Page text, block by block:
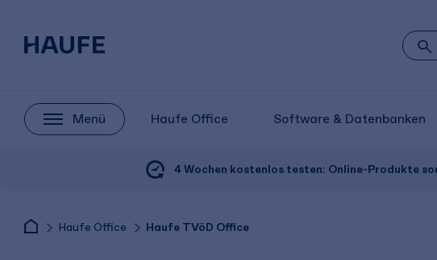
Menü Haufe Office Software & Datenbanken
4 Wochen kostenlos testen: Online-Produkte
Haufe Office Haufe TVöD Office